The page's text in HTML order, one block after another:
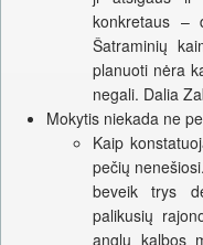
konkretaus –
Šatraminių
planuoti nėra
negali. Dalia
Mokytis niekada ne
Kaip
pečių
beveik trys
palikusių
anglų kalbos